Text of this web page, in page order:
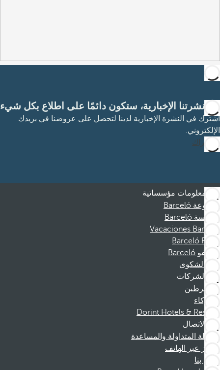
مع نشرتنا الإخبارية، ستكون دائمًا على اطلاع بكل شيء
اشترك في النشرة الإخبارية لدينا لتحصل على عروضنا في بريدك
الإلكتروني.
الاشتراك
معلومات مؤسساتية
مجموعة Barceló
مؤسسة Barceló
Vacaciones Barceló
Barceló Films
موظفو Barceló
قناة الشكوى
الشركات
المنخرطين
الشركاء
Dorint Hotels & Resorts
الاتصال
الأسئلة المتداولة والمساعدة
الحجز عبر الهاتف
اتصل بنا